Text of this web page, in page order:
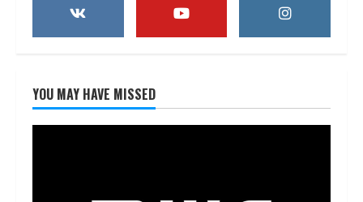
YOU MAY HAVE MISSED